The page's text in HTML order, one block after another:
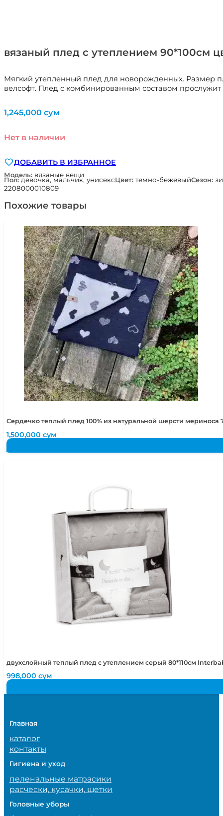
вязаный плед с утеплением 90*100см
Мягкий утепленный плед для новорожденных. Размер
велсофт. Плед с комбинированным составом
1,245,000 сум
Нет в наличии
ДОБАВИТЬ В ИЗБРАННОЕ
Модель: вязаные вещи
Пол:девочка, мальчик, унисексЦвет: темно-бежевыйСезон:
2208000010809
Похожие товары
Сердечко теплый плед 100% из натуральной шерсти
1,500,000сум
двухслойный теплый плед с утеплением серый 80*110см
998,000сум
Главная
каталог
контакты
Гигиена и уход
пеленальные матрасики
расчески, кусачки, щетки
Головные уборы